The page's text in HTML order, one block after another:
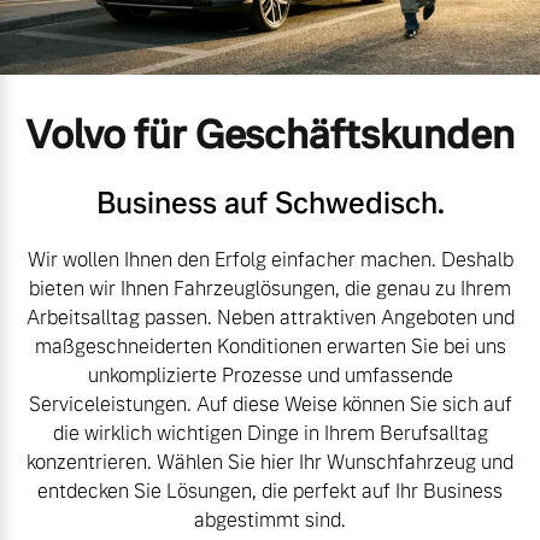
Mild-Hybrid
Geschäftskunden
Editionsmodelle
Konnektivität
Angebot anfragen
Volvo Gebrauchtwagenbörse
Aktuelle Zubehörangebote
Zubehörkatalog
Service by Volvo
Sie erhalten bei uns eine
Vielzahl von Original
Volvo Winter- und
Sommer Kompletträder.
Kontakt und Anfahrt
Volvo für Geschäftskunden
Business auf Schwedisch.
Wir wollen Ihnen den Erfolg einfacher machen. Deshalb
bieten wir Ihnen Fahrzeuglösungen, die genau zu Ihrem
Arbeitsalltag passen. Neben attraktiven Angeboten und
maßgeschneiderten Konditionen erwarten Sie bei uns
unkomplizierte Prozesse und umfassende
Serviceleistungen. Auf diese Weise können Sie sich auf
die wirklich wichtigen Dinge in Ihrem Berufsalltag
konzentrieren. Wählen Sie hier Ihr Wunschfahrzeug und
entdecken Sie Lösungen, die perfekt auf Ihr Business
abgestimmt sind.